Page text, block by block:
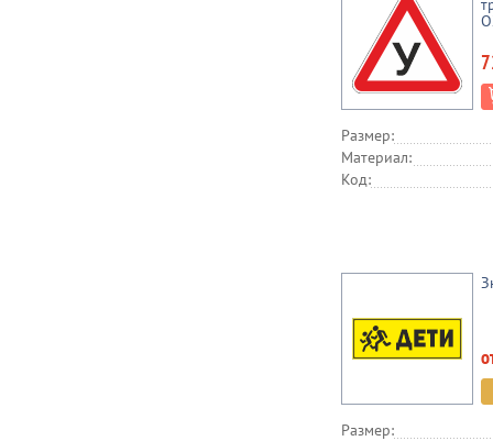
Размер:
Материал:
Код:
Размер: